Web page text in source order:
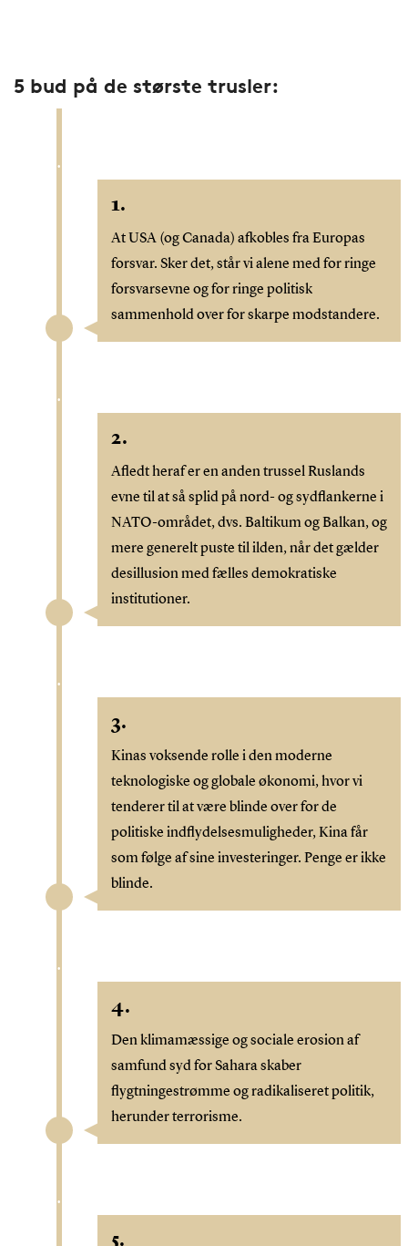
5 bud på de største trusler:
1.
At USA (og Canada) afkobles fra Europas
forsvar. Sker det, står vi alene med for ringe
forsvarsevne og for ringe politisk
sammenhold over for skarpe modstandere.
2.
Afledt heraf er en anden trussel Ruslands
evne til at så splid på nord- og sydflankerne i
NATO-området, dvs. Baltikum og Balkan, og
mere generelt puste til ilden, når det gælder
desillusion med fælles demokratiske
institutioner.
3.
Kinas voksende rolle i den moderne
teknologiske og globale økonomi, hvor vi
tenderer til at være blinde over for de
politiske indflydelsesmuligheder, Kina får
som følge af sine investeringer. Penge er ikke
blinde.
4.
Den klimamæssige og sociale erosion af
samfund syd for Sahara skaber
flygtningestrømme og radikaliseret politik,
herunder terrorisme.
5.